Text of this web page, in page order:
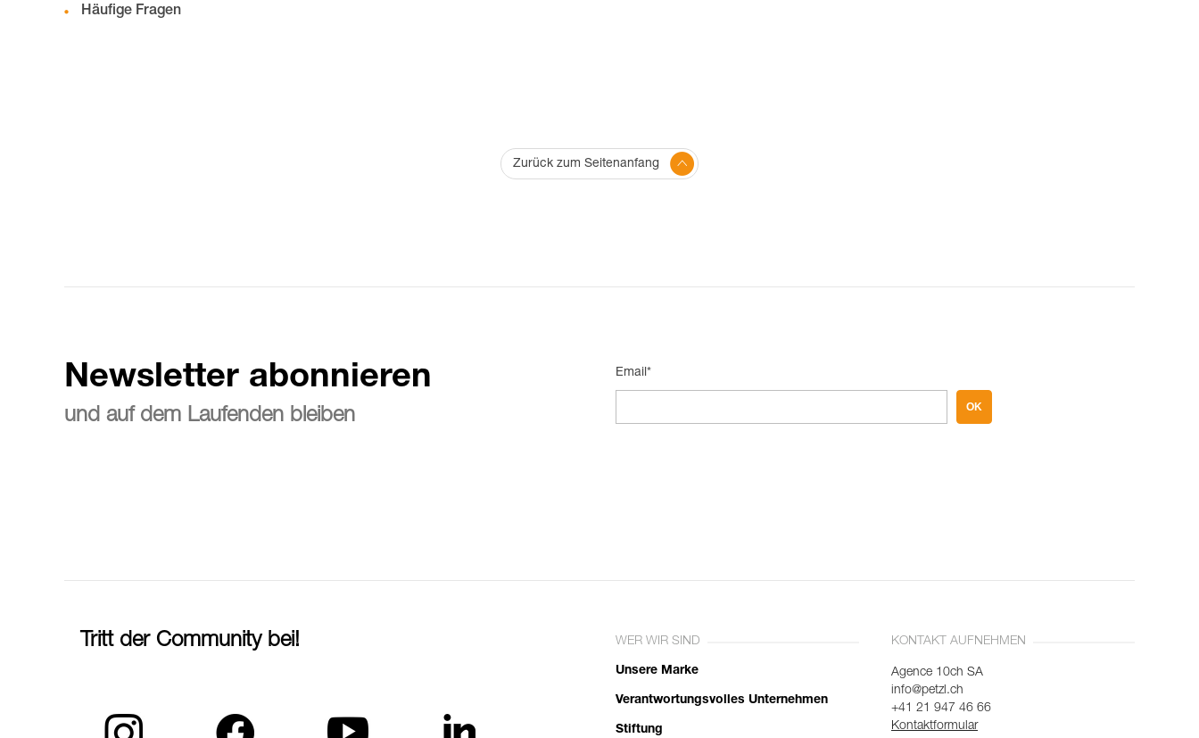
Häufige Fragen
Zurück zum Seitenanfang
Newsletter abonnieren
und auf dem Laufenden bleiben
Email*
OK
Tritt der Community bei! WER WIR SIND
Unsere Marke
Verantwortungsvolles Unternehmen
Stiftung
KONTAKT AUFNEHMEN
Agence 10ch SA
info@petzl.ch
+41 21 947 46 66
Kontaktformular